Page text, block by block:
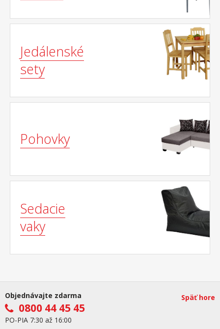
Jedálenské
sety
Pohovky
Sedacie
vaky
Objednávajte zdarma
0800 44 45 45
PO-PIA 7:30 až 16:00
Späť hore